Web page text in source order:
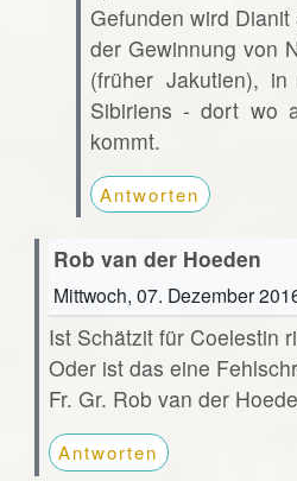
Gefunden wird
der Gewinnung von
(früher Jakutien),
Sibiriens - dort wo
kommt.
Antworten
Rob van der Hoeden
Mittwoch, 07. Dezember
Ist Schätzit für Coelestin
Oder ist das eine
Fr. Gr. Rob van der
Antworten